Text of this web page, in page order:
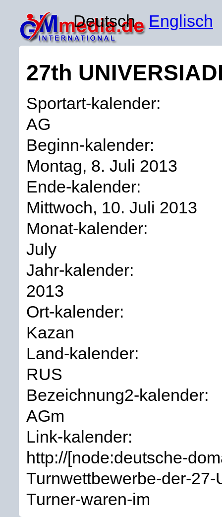
Deutsch Englisch
27th
Sportart-kalender:
AG
Beginn-kalender:
Montag, 8. Juli 2013
Ende-kalender:
Mittwoch, 10. Juli 2013
Monat-kalender:
July
Jahr-kalender:
2013
Ort-kalender:
Kazan
Land-kalender:
RUS
Bezeichnung2-kalender:
AGm
Link-kalender:
http://[node:deutsche-
Turnwettbewerbe-der-
Turner-waren-im